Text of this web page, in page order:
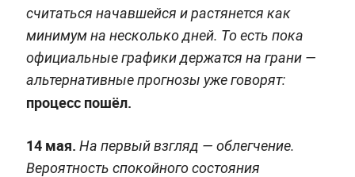
считаться начавшейся и растянется как
минимум на несколько дней. То есть пока
официальные графики держатся на грани —
альтернативные прогнозы уже говорят:
процесс пошёл.
14 мая. На первый взгляд — облегчение.
Вероятность спокойного состояния